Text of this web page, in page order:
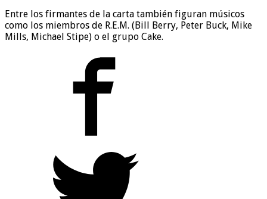
Entre los firmantes de la carta también figuran músicos
como los miembros de R.E.M. (Bill Berry, Peter Buck, Mike
Mills, Michael Stipe) o el grupo Cake.